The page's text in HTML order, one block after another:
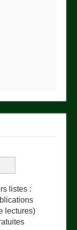
listes :
lectures)